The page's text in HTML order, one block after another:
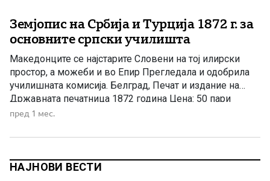
Земјопис на Србија и Турција 1872 г. за
основните српски училишта
Македонците се најстарите Словени на тој илирски
простор, а можеби и во Епир Прегледала и одобрила
училишната комисија. Белград, Печат и издание на
Државната печатница 1872 година Цена: 50 пари
чаршиски. Море, од југ Мраморното Море и Нешто
го заземаат Македонците, кои се потомци на
пред 1 мес.
НАЈНОВИ ВЕСТИ